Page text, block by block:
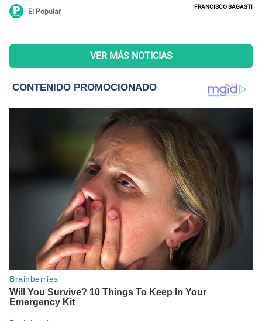
El Popular
Francisco Sagasti
VER MÁS NOTICIAS